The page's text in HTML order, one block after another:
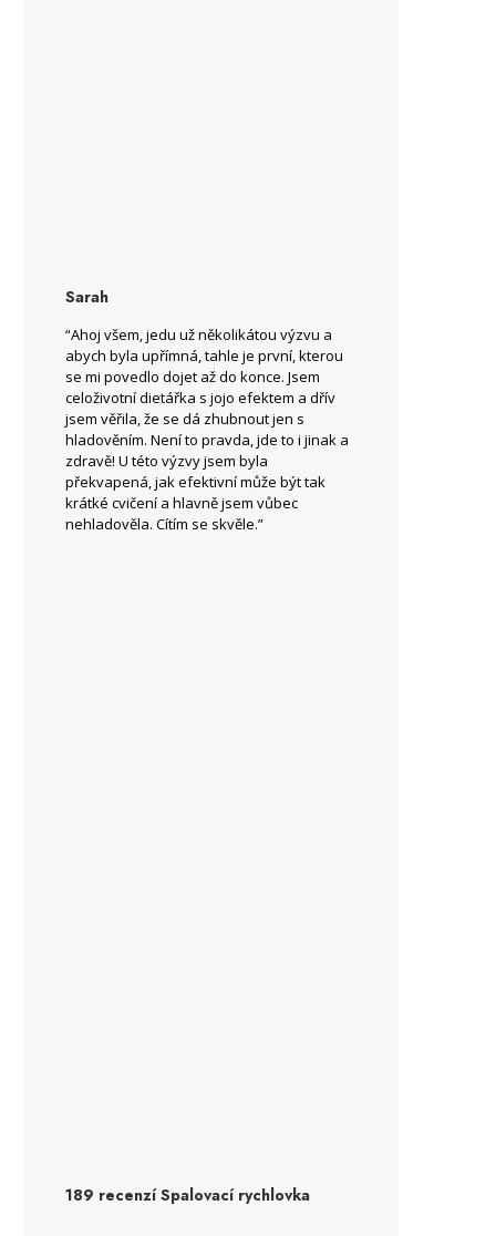
Sarah
“Ahoj všem, jedu už několikátou výzvu a
abych byla upřímná, tahle je první, kterou
se mi povedlo dojet až do konce. Jsem
celoživotní dietářka s jojo efektem a dřív
jsem věřila, že se dá zhubnout jen s
hladověním. Není to pravda, jde to i jinak a
zdravě! U této výzvy jsem byla
překvapená, jak efektivní může být tak
krátké cvičení a hlavně jsem vůbec
nehladověla. Cítím se skvěle.”
189 recenzíSpalovací rychlovka